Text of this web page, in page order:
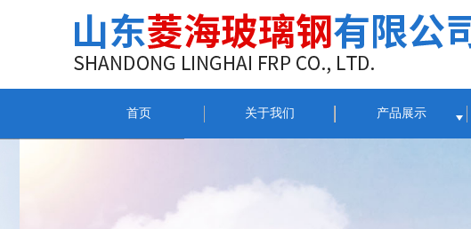
首页 关于我们 产品展示